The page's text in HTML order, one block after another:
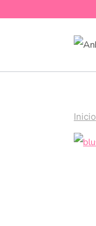
Inicio